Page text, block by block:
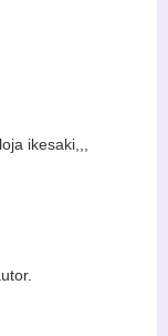
ikesaki,,,